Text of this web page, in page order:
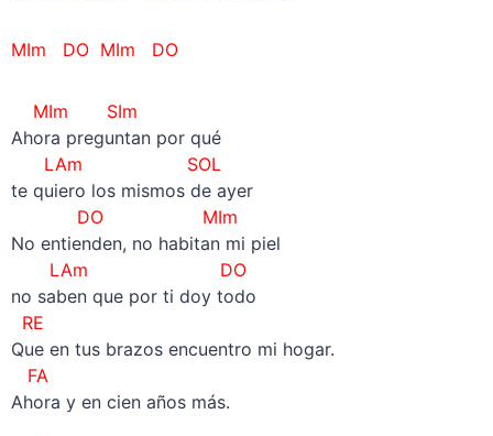
MIm DO MIm DO
MIm SIm
Ahora preguntan por qué
LAm SOL
te quiero los mismos de ayer
DO MIm
No entienden, no habitan mi piel
LAm DO
no saben que por ti doy todo
RE
Que en tus brazos encuentro mi hogar.
FA
Ahora y en cien años más.